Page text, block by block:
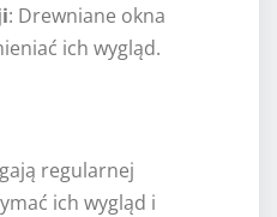
: Drewniane okna
ich wygląd.
regularnej
ich wygląd i